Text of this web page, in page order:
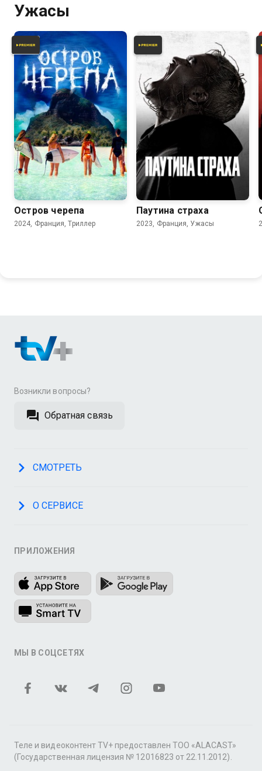
Ужасы
Остров черепа
2024, Франция, Триллер
Паутина страха
2023, Франция, Ужасы
Возникли вопросы?
Обратная связь
СМОТРЕТЬ
О СЕРВИСЕ
ПРИЛОЖЕНИЯ
МЫ В СОЦСЕТЯХ
Теле и видеоконтент TV+ предоставлен ТОО «ALACAST»
(Государственная лицензия № 12016823 от 22.11.2012).